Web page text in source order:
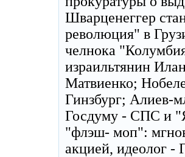
Шварценеггер
революция" в
челнока
израильтянин
Матвиенко;
Гинзбург; Алиев-
Госдуму - СПС и
"флэш- моп":
акцией, идеолог -